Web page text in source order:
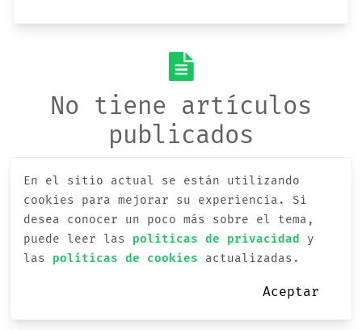
No tiene artículos
publicados
En el sitio actual se están utilizando
cookies para mejorar su experiencia.
Si
desea conocer un poco más sobre el tema,
puede leer las políticas de privacidad
y
las políticas de cookies actualizadas.
Aceptar